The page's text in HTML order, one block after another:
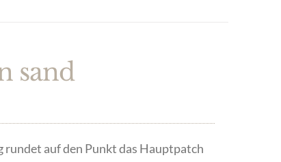
sand
auf den Punkt das Hauptpatch